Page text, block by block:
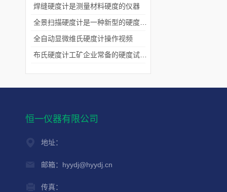
焊缝硬度计是测量材料硬度的仪器
全自动显微维氏硬度计操作视频
恒一仪器有限公司
地址：
邮箱：hyydj@hyydj.cn
传真：